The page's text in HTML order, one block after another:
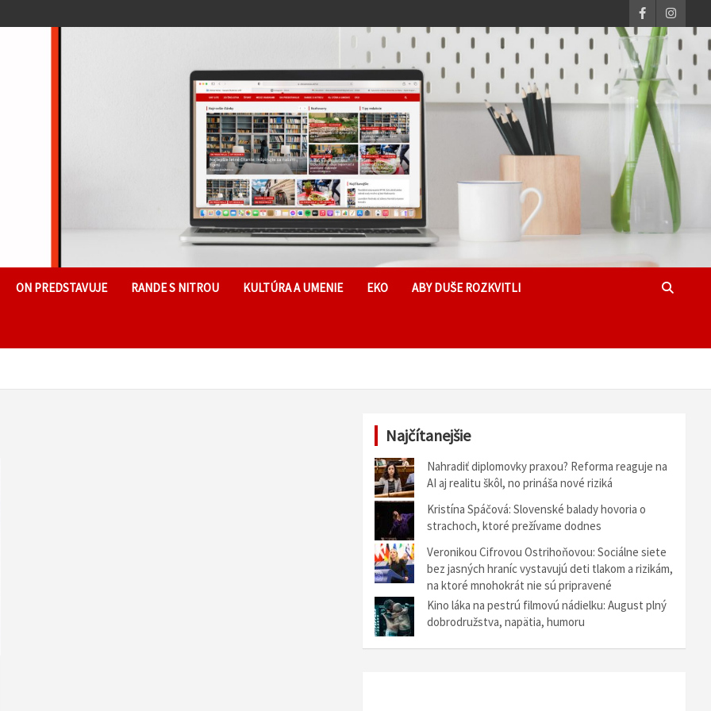
ON PREDSTAVUJE RANDE S NITROU KULTÚRA A UMENIE EKO ABY DUŠE ROZKVITLI
Najčítanejšie
Nahradiť diplomovky praxou? Reforma reaguje na
AI aj realitu škôl, no prináša nové riziká
Kristína Spáčová: Slovenské balady hovoria o
strachoch, ktoré prežívame dodnes
Veronikou Cifrovou Ostrihoňovou: Sociálne siete
bez jasných hraníc vystavujú deti tlakom a rizikám,
na ktoré mnohokrát nie sú pripravené
Kino láka na pestrú filmovú nádielku: August plný
dobrodružstva, napätia, humoru